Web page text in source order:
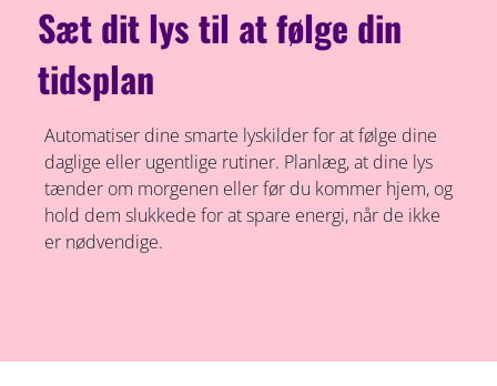
Sæt dit lys til at følge din
tidsplan
Automatiser dine smarte lyskilder for at følge dine
daglige eller ugentlige rutiner. Planlæg, at dine lys
tænder om morgenen eller før du kommer hjem, og
hold dem slukkede for at spare energi, når de ikke
er nødvendige.